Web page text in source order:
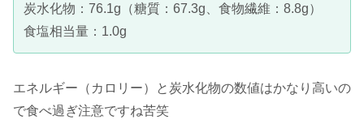
炭水化物：76.1g（糖質：67.3g、食物繊維：8.8g）
食塩相当量：1.0g
エネルギー（カロリー）と炭水化物の数値はかなり高いの
で食べ過ぎ注意ですね苦笑